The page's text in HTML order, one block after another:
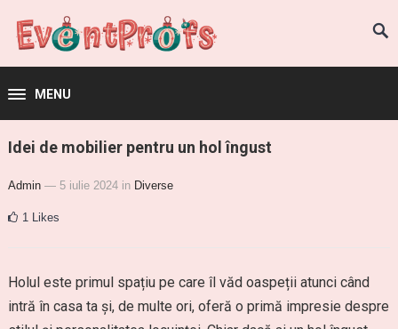
MENU
Idei de mobilier pentru un hol îngust
Admin — 5 iulie 2024 in Diverse
1 Likes
Holul este primul spațiu pe care îl văd oaspeții atunci când
intră în casa ta și, de multe ori, oferă o primă impresie despre